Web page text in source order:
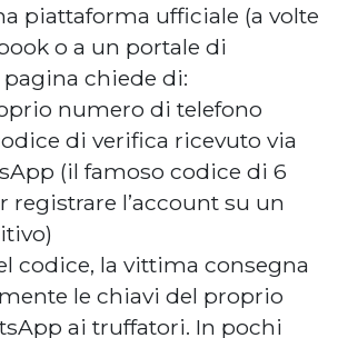
piattaforma ufficiale (a volte
o a un portale di
chiede di:
numero di telefono
di verifica ricevuto via
(il famoso codice di 6
registrare l’account su un
codice, la vittima consegna
le chiavi del proprio
ai truffatori. In pochi